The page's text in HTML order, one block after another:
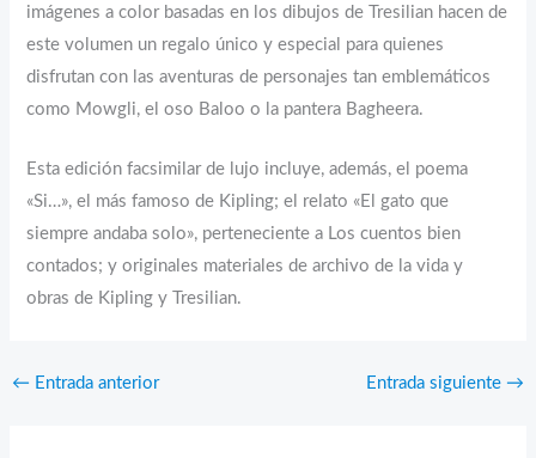
imágenes a color basadas en los dibujos de Tresilian hacen de
este volumen un regalo único y especial para quienes
disfrutan con las aventuras de personajes tan emblemáticos
como Mowgli, el oso Baloo o la pantera Bagheera.
Esta edición facsimilar de lujo incluye, además, el poema
«Si…», el más famoso de Kipling; el relato «El gato que
siempre andaba solo», perteneciente a Los cuentos bien
contados; y originales materiales de archivo de la vida y
obras de Kipling y Tresilian.
← Entrada anterior Entrada siguiente →